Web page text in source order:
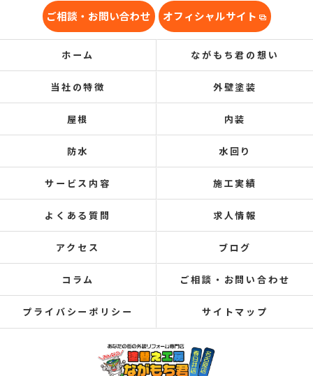
ご相談・お問い合わせ オフィシャルサイト
ホーム ながもち君の想い
当社の特徴 外壁塗装
屋根 内装
防水 水回り
サービス内容 施工実績
よくある質問 求人情報
アクセス ブログ
コラム ご相談・お問い合わせ
プライバシーポリシー サイトマップ